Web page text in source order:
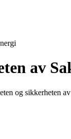
av
og sikkerheten